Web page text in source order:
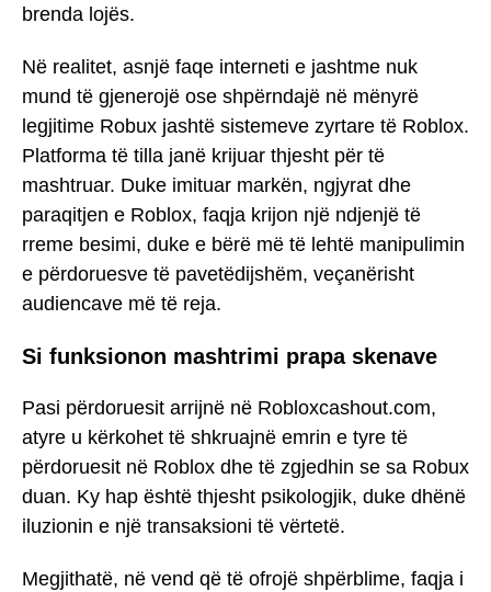
brenda lojës.
Në realitet, asnjë faqe interneti e jashtme nuk
mund të gjenerojë ose shpërndajë në mënyrë
legjitime Robux jashtë sistemeve zyrtare të Roblox.
Platforma të tilla janë krijuar thjesht për të
mashtruar. Duke imituar markën, ngjyrat dhe
paraqitjen e Roblox, faqja krijon një ndjenjë të
rreme besimi, duke e bërë më të lehtë manipulimin
e përdoruesve të pavetëdijshëm, veçanërisht
audiencave më të reja.
Si funksionon mashtrimi prapa skenave
Pasi përdoruesit arrijnë në Robloxcashout.com,
atyre u kërkohet të shkruajnë emrin e tyre të
përdoruesit në Roblox dhe të zgjedhin se sa Robux
duan. Ky hap është thjesht psikologjik, duke dhënë
iluzionin e një transaksioni të vërtetë.
Megjithatë, në vend që të ofrojë shpërblime, faqja i